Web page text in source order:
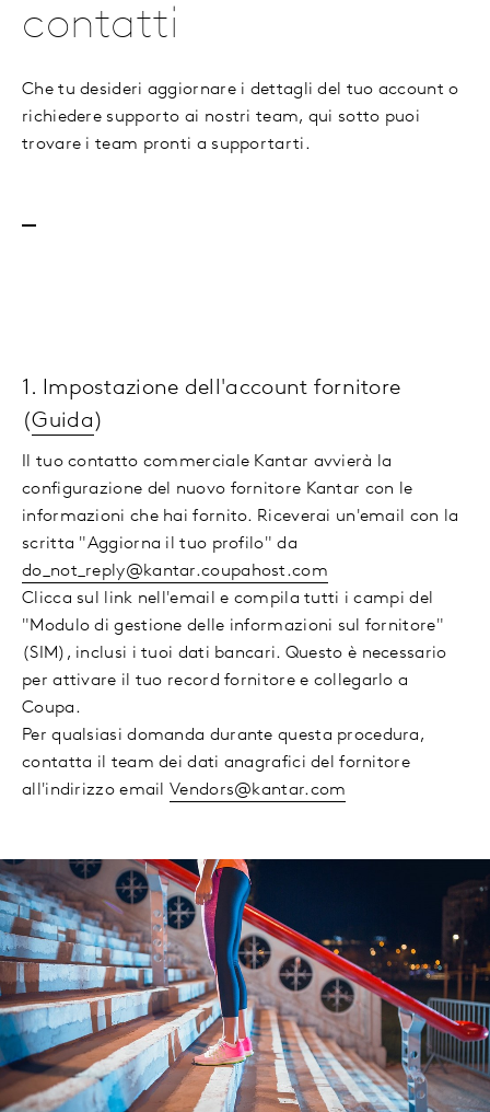
contatti
Che tu desideri aggiornare i dettagli del tuo account o
richiedere supporto ai nostri team, qui sotto puoi
trovare i team pronti a supportarti.
1. Impostazione dell'account fornitore
(Guida )
Il tuo contatto commerciale Kantar avvierà la
configurazione del nuovo fornitore Kantar con le
informazioni che hai fornito. Riceverai un'email con la
scritta "Aggiorna il tuo profilo" da
do_not_reply@kantar.coupahost.com
Clicca sul link nell'email e compila tutti i campi del
"Modulo di gestione delle informazioni sul fornitore"
(SIM), inclusi i tuoi dati bancari. Questo è necessario
per attivare il tuo record fornitore e collegarlo a
Coupa.
Per qualsiasi domanda durante questa procedura,
contatta il team dei dati anagrafici del fornitore
all'indirizzo emailVendors@kantar.com